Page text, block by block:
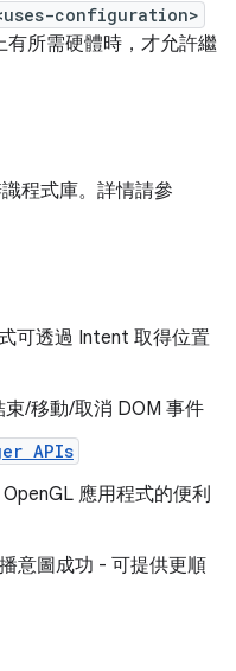
configuration>
所需硬體時，才允許繼
程式庫。詳情請參
可透過 Intent 取得位置
/移動/取消 DOM 事件
APIs
應用程式的便利
意圖成功 - 可提供更順